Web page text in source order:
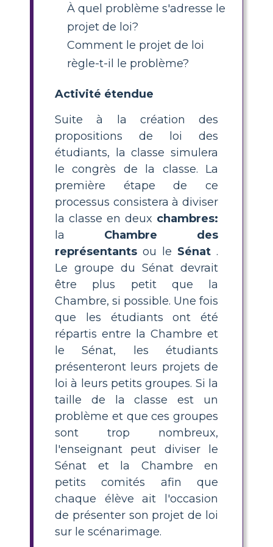
À quel problème s'adresse le
projet de loi?
Comment le projet de loi
règle-t-il le problème?
Activité étendue
Suite à la création des
propositions de loi des
étudiants, la classe simulera
le congrès de la classe. La
première étape de ce
processus consistera à diviser
la classe en deux chambres:
la Chambre des
représentants ou le Sénat .
Le groupe du Sénat devrait
être plus petit que la
Chambre, si possible. Une fois
que les étudiants ont été
répartis entre la Chambre et
le Sénat, les étudiants
présenteront leurs projets de
loi à leurs petits groupes. Si la
taille de la classe est un
problème et que ces groupes
sont trop nombreux,
l'enseignant peut diviser le
Sénat et la Chambre en
petits comités afin que
chaque élève ait l'occasion
de présenter son projet de loi
sur le scénarimage.